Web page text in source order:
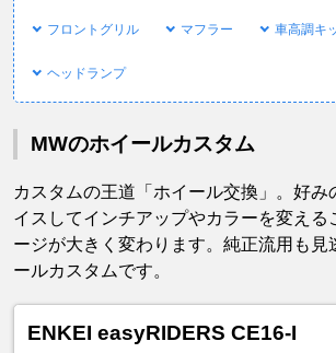
フロントグリル マフラー 車高調キ
ヘッドランプ
MWのホイールカスタム
カスタムの王道「ホイール交換」。好み
イスしてインチアップやカラーを変える
ージが大きく変わります。純正流用も見
ールカスタムです。
ENKEI easyRIDERS CE16-I